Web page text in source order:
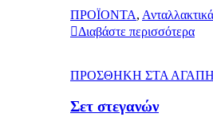
ΠΡΟΪΟΝΤΑ, Ανταλλακτικά
Διαβάστε περισσότερα
ΠΡΟΣΘΗΚΗ ΣΤΑ
Σετ στεγανών